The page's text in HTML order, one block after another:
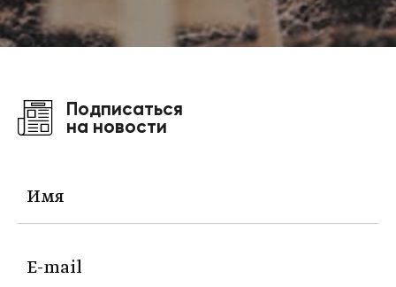
Подписаться
на новости